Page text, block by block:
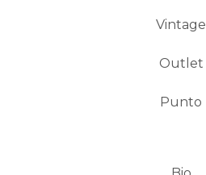
Vintage
Outlet
Punto